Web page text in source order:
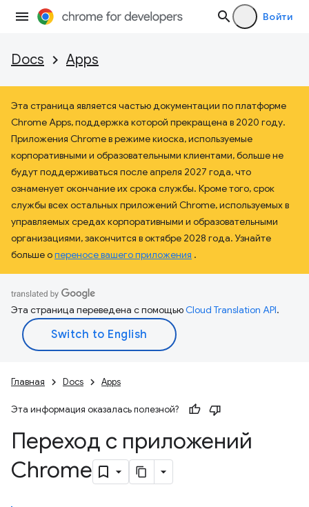
Войти
Docs Apps
Эта страница является частью документации по платформе
Chrome Apps, поддержка которой прекращена в 2020 году.
Приложения Chrome в режиме киоска, используемые
корпоративными и образовательными клиентами, больше не
будут поддерживаться после апреля 2027 года, что
ознаменует окончание их срока службы. Кроме того, срок
службы всех остальных приложений Chrome, используемых в
управляемых средах корпоративными и образовательными
организациями, закончится в октябре 2028 года. Узнайте
больше опереносе вашего приложения .
Эта страница переведена с помощьюCloud Translation API.
Главная Docs Apps
Эта информация оказалась полезной?
Переход с приложений
Chrome